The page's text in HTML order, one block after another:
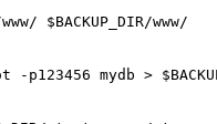
$BACKUP_DIR/www/
-p123456 mydb >